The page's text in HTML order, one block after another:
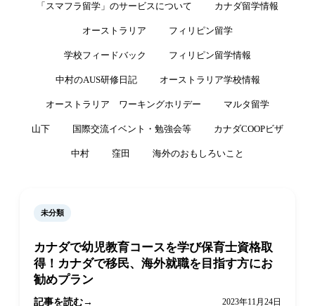
「スマフラ留学」のサービスについて カナダ留学情報
オーストラリア フィリピン留学
学校フィードバック フィリピン留学情報
中村のAUS研修日記 オーストラリア学校情報
オーストラリア ワーキングホリデー マルタ留学
山下 国際交流イベント・勉強会等 カナダCOOPビザ
中村 窪田 海外のおもしろいこと
未分類
カナダで幼児教育コースを学び保育士資格取
得！カナダで移民、海外就職を目指す方にお
勧めプラン
記事を読む 2023年11月24日